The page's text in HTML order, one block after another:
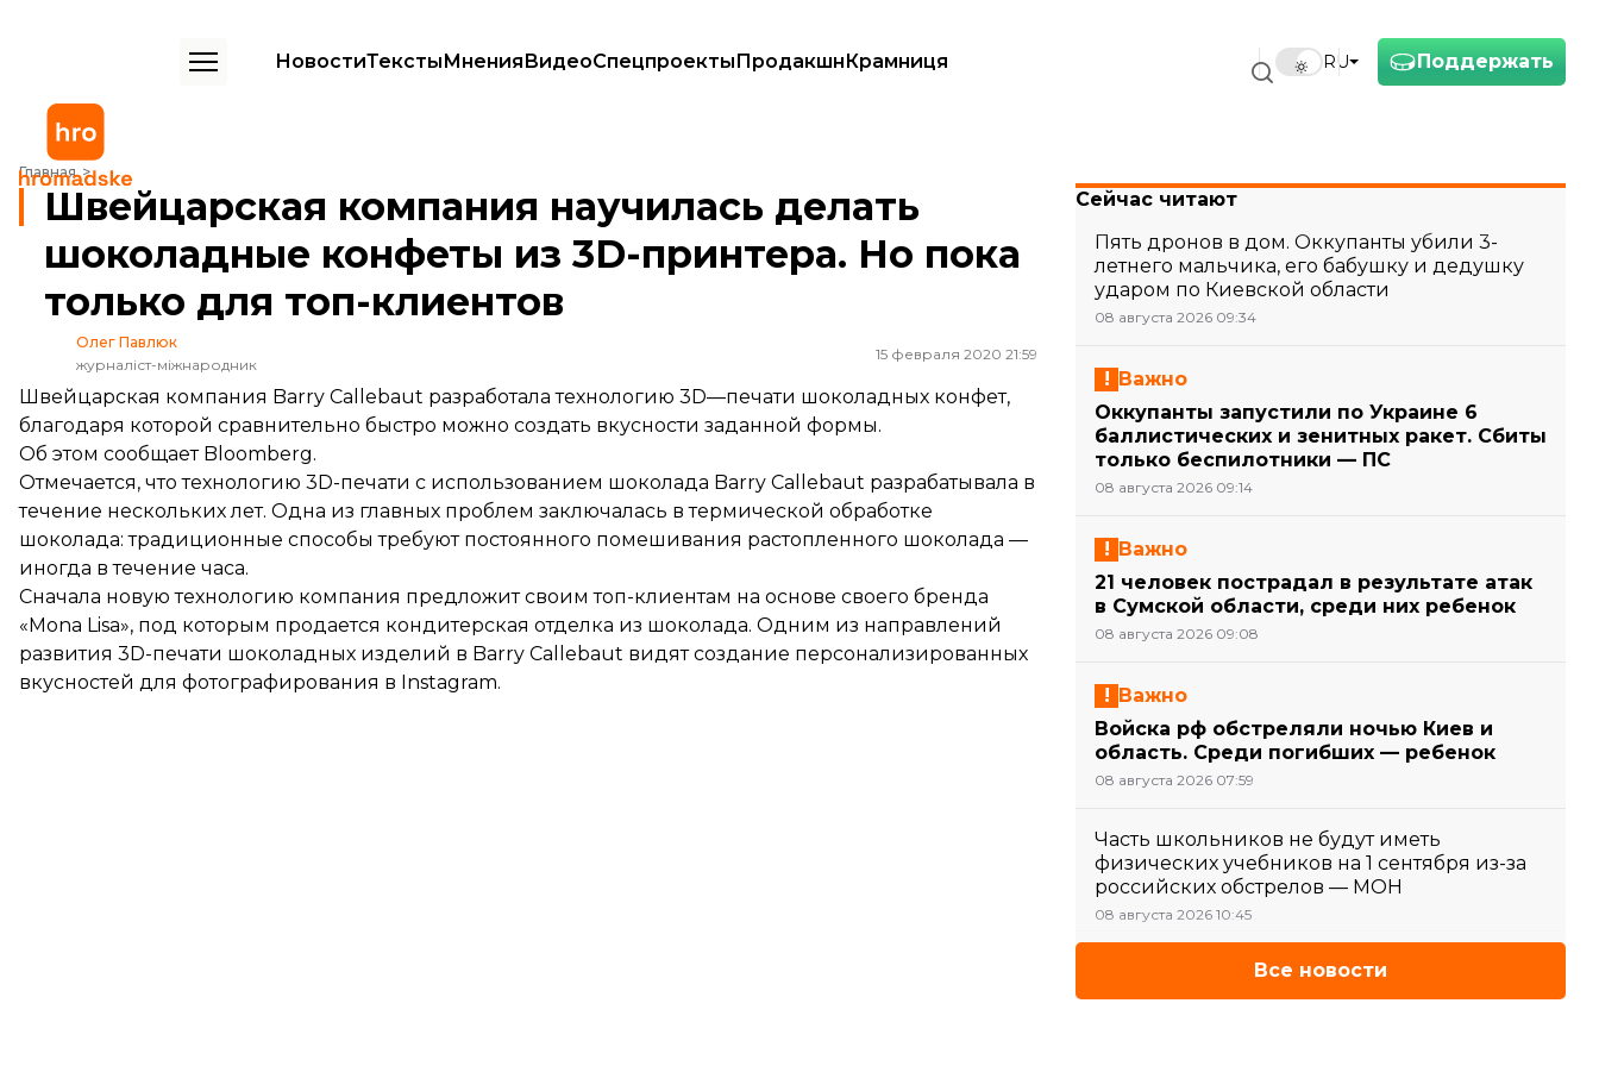
Поддержать
RU
НовостиТекстыМненияВидеоСпецпроектыПродакшнКрамниця
Главная
Швейцарская компания научилась делать шоколадные конфеты из 3D-принтера. Но пока только для топ-клиентов
Швейцарская компания научилась делать
шоколадные конфеты из 3D-принтера. Но пока
только для топ-клиентов
Олег Павлюк
журналіст-міжнародник
15 февраля 2020 21:59
Швейцарская компания Barry Callebaut разработала технологию 3D—печати шоколадных конфет,
благодаря которой сравнительно быстро можно создать вкусности заданной формы.
Об этом сообщаетBloomberg.
Отмечается, что технологию 3D-печати с использованием шоколада Barry Callebaut разрабатывала в
течение нескольких лет. Одна из главных проблем заключалась в термической обработке
шоколада: традиционные способы требуют постоянного помешивания растопленного шоколада —
иногда в течение часа.
Сначала новую технологию компания предложит своим топ-клиентам на основе своего бренда
«Mona Lisa», под которым продается кондитерская отделка из шоколада. Одним из направлений
развития 3D-печати шоколадных изделий в Barry Callebaut видят создание персонализированных
вкусностей для фотографирования в Instagram.
Сейчас читают
Пять дронов в дом. Оккупанты убили 3-
летнего мальчика, его бабушку и дедушку
ударом по Киевской области
08 августа 2026 09:34
Важно
Оккупанты запустили по Украине 6
баллистических и зенитных ракет. Сбиты
только беспилотники — ПС
08 августа 2026 09:14
Важно
21 человек пострадал в результате атак
в Сумской области, среди них ребенок
08 августа 2026 09:08
Важно
Войска рф обстреляли ночью Киев и
область. Среди погибших — ребенок
08 августа 2026 07:59
Часть школьников не будут иметь
физических учебников на 1 сентября из-за
российских обстрелов — МОН
08 августа 2026 10:45
Все новости